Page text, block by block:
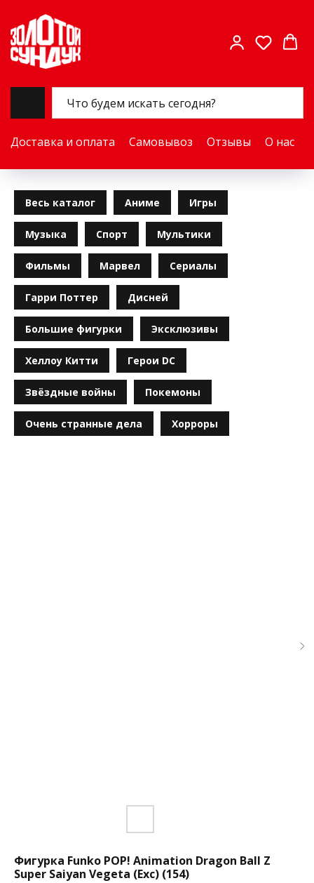
Доставка и оплата Самовывоз Отзывы О нас
Весь каталог Аниме Игры
Музыка Спорт Мультики
Фильмы Марвел Сериалы
Гарри Поттер Дисней
Большие фигурки Эксклюзивы
Хеллоу Китти Герои DC
Звёздные войны Покемоны
Очень странные дела Хорроры
Фигурка Funko POP! Animation Dragon Ball Z
Super Saiyan Vegeta (Exc) (154)